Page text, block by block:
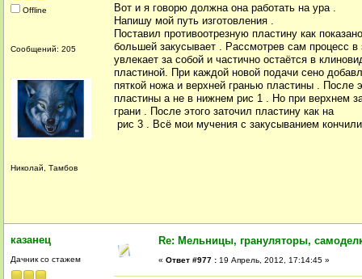
Offline
Сообщений: 205
Николай, Тамбов
Вот и я говорю должна она работать на ура .
Напишу мой путь изготовления .
Поставил противоотрезную пластину как
большей закусывает . Рассмотрев сам процесс
увлекает за собой и частично остаётся в
пластиной. При каждой новой подачи сено
пяткой ножа и верхней гранью пластины . После
пластины а не в нижнем рис 1 . Но при верхнем
грани . После этого заточил пластину как на
рис 3 . Всё мои мучения с закусыванием
казанец
Дачник со стажем
Re: Мельницы, грануляторы,
« Ответ #977 : 19 Апрель, 2012, 17:14:45 »